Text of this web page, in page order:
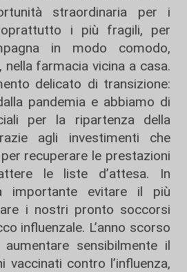
straordinaria per i
i più fragili, per
in modo comodo,
nella farmacia vicina a casa.
delicato di transizione:
pandemia e abbiamo di
per la ripartenza della
agli investimenti che
recuperare le prestazioni
le liste d’attesa. In
importante evitare il più
i nostri pronto soccorsi
influenzale. L’anno scorso
sensibilmente il
vaccinati contro l’influenza,